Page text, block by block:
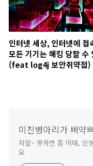
인터넷 세상, 인터넷에 접
모든 기기는 해킹 당할 수
(feat log4j 보안취약점)
미친병아리가 삐약
자알~ 못하면 좀 어때, 인
요